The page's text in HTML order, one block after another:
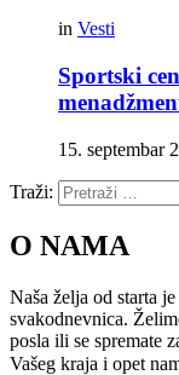
in Vesti
Sportski
15. septembar
Traži:
O NAMA
Naša želja od starta
svakodnevnica.
posla ili se spremate
Vašeg kraja i opet